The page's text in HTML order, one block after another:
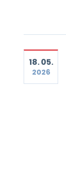
18. 05.
2026